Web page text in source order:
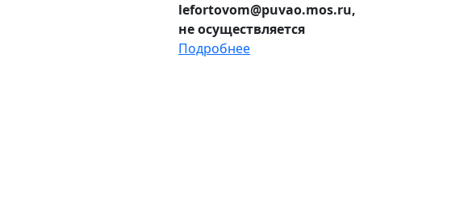
lefortovom@puvao.mos.ru,
не осуществляется
Подробнее